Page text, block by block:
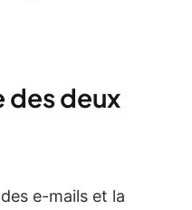
des deux
e-mails et la